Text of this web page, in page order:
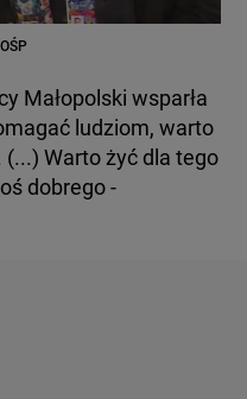
Małopolski wsparła
ludziom, warto
Warto żyć dla tego
dobrego -